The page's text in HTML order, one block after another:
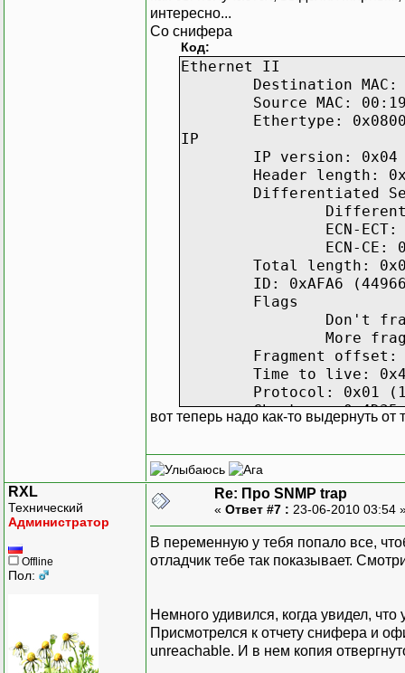
интересно...
Со снифера
Код:
Ethernet II
Destination MAC:
Source MAC:
Ethertype:
IP
IP version:
Header length:
Differentiated
ECN-
ECN-CE:
Total length:
ID: 0xAFA6
Flags
Don't
More
Fragment offset:
Time to live:
Protocol: 0x01
Checksum:
Source IP:
IP Options: None
ICMP
Type: 0x03 (3) -
Code: 0x0A (10)
Checksum:
Original packet
вот теперь надо как-то выдернуть от
RXL
Технический
Администратор
Offline
Пол:
Re: Про SNMP trap
« Ответ #7 : 23-06-2010 03:54
В переменную у тебя попало все,
отладчик тебе так показывает.
Немного удивился, когда увидел,
Присмотрелся к отчету снифера и
unreachable. И в нем копия